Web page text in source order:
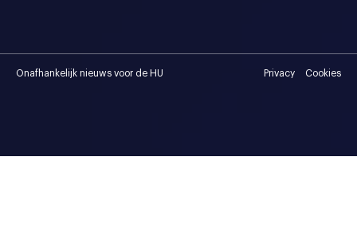
Onafhankelijk nieuws voor de HU Privacy Cookies